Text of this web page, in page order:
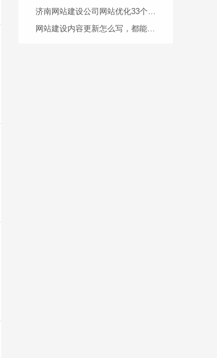
济南网站建设公司网站优化33个关键词是怎么做到的？
网站建设内容更新怎么写，都能从哪些方面进行编辑？